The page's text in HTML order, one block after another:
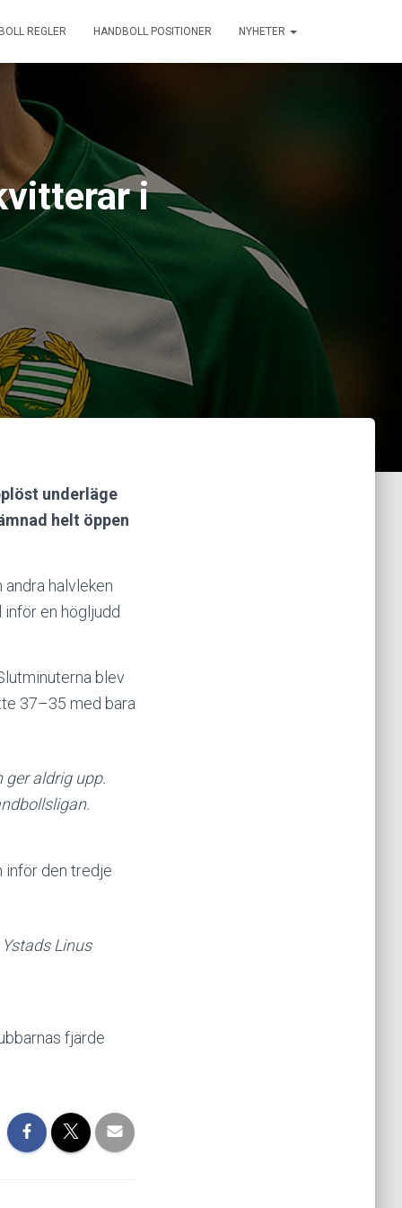
REGLER HANDBOLL POSITIONER NYHETER
i
underläge
helt öppen
halvleken
en högljudd
blev
37–35 med bara
ger aldrig upp.
inför den tredje
Linus
fjärde